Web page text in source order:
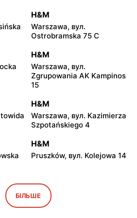
H&M
Warszawa, вул.
Ostrobramska 75 C
H&M
Warszawa, вул.
Zgrupowania AK Kampinos
15
H&M
Warszawa, вул. Kazimierza
Szpotańskiego 4
H&M
Pruszków, вул. Kolejowa 14
H&M
Wołomin, вул. Geodetów 2
БІЛЬШЕ